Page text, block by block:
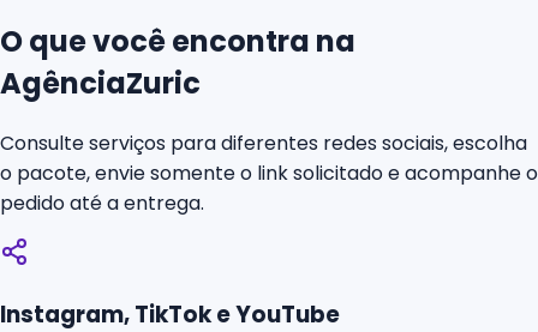
O que você encontra na
AgênciaZuric
Consulte serviços para diferentes redes sociais, escolha
o pacote, envie somente o link solicitado e acompanhe o
pedido até a entrega.
Instagram, TikTok e YouTube